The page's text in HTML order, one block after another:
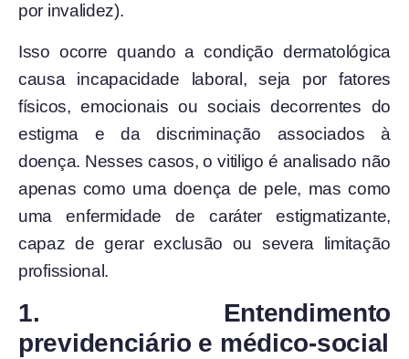
por invalidez).
Isso ocorre quando a condição dermatológica
causa incapacidade laboral, seja por fatores
físicos, emocionais ou sociais decorrentes do
estigma e da discriminação associados à
doença. Nesses casos, o vitiligo é analisado não
apenas como uma doença de pele, mas como
uma enfermidade de caráter estigmatizante,
capaz de gerar exclusão ou severa limitação
profissional.
1. Entendimento
previdenciário e médico-social